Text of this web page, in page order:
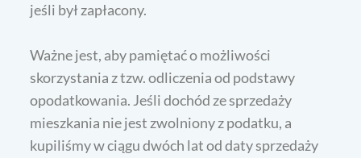
jeśli był zapłacony.
Ważne jest, aby pamiętać o możliwości
skorzystania z tzw. odliczenia od podstawy
opodatkowania. Jeśli dochód ze sprzedaży
mieszkania nie jest zwolniony z podatku, a
kupiliśmy w ciągu dwóch lat od daty sprzedaży